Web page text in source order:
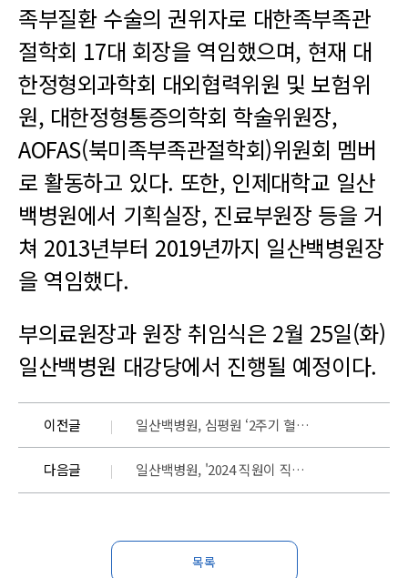
족부질환 수술의 권위자로 대한족부족관
절학회 17대 회장을 역임했으며, 현재 대
한정형외과학회 대외협력위원 및 보험위
원, 대한정형통증의학회 학술위원장,
AOFAS(북미족부족관절학회)위원회 멤버
로 활동하고 있다. 또한, 인제대학교 일산
백병원에서 기획실장, 진료부원장 등을 거
쳐 2013년부터 2019년까지 일산백병원장
을 역임했다.
부의료원장과 원장 취임식은 2월 25일(화)
일산백병원 대강당에서 진행될 예정이다.
이전글 일산백병원, 심평원 ‘2주기 혈액투석 적정성 평가’ 1등급 획득
다음글 일산백병원, '2024 직원이 직접 뽑은 친절직원’ 시상식 개최
목록